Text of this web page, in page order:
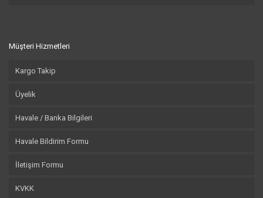
Müşteri Hizmetleri
Kargo Takip
Üyelik
Havale / Banka Bilgileri
Havale Bildirim Formu
İletişim Formu
KVKK